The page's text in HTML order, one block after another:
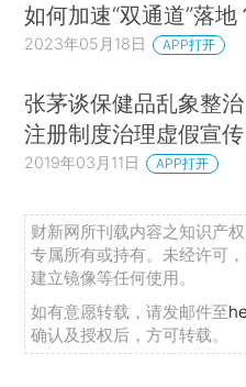
如何加速“双通道”落地
2023年05月18日 APP打开
张茅谈保健品乱象整
注册制度治理虚假宣传
2019年03月11日 APP打开
财新网所刊载内容之知识产
专属所有或持有。未经许可
建立镜像等任何使用。
如有意愿转载，请发邮件至
确认及授权后，方可转载。